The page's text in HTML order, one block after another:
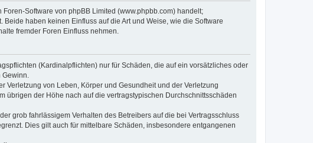
Foren-Software von phpBB Limited (www.phpbb.com) handelt;
haben keinen Einfluss auf die Art und Weise, wie die Software
fremder Foren Einfluss nehmen.
(Kardinalpflichten) nur für Schäden, die auf ein vorsätzliches oder
Verletzung von Leben, Körper und Gesundheit und der Verletzung
übrigen der Höhe nach auf die vertragstypischen Durchschnittsschäden
grob fahrlässigem Verhalten des Betreibers auf die bei Vertragsschluss
Dies gilt auch für mittelbare Schäden, insbesondere entgangenen